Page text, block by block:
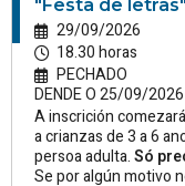
"Festa de
29/09/2026
18.30 horas
PECHADO
DENDE O 25/09/
A inscrición
a crianzas de 3 a 6
persoa adulta.Só
Se por algún motivo